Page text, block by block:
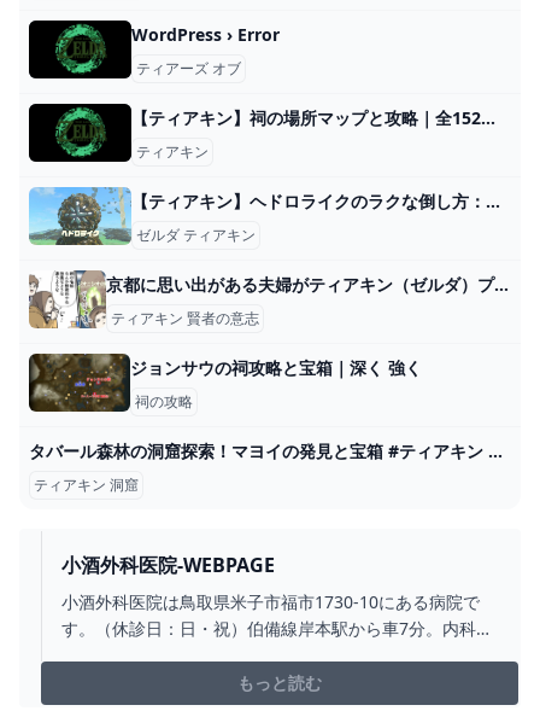
WordPress › Error
ティアーズ オブ
【ティアキン】祠の場所マップと攻略｜全152箇所掲載【ゼルダの伝説ティアーズオブザキングダム】｜ゲームエイト
ティアキン
【ティアキン】ヘドロライクのラクな倒し方：攻略【ゼルダの伝説ティアーズオブザキングダム】
ゼルダ ティアキン
京都に思い出がある夫婦がティアキン（ゼルダ）プレーしてる時あるある : コミックエッセイ えむふじんがあらわれた (記事コメント - 1) Powered by ライブドアブログ
ティアキン 賢者の意志
ジョンサウの祠攻略と宝箱｜深く 強く
祠の攻略
タバール森林の洞窟探索！マヨイの発見と宝箱 #ティアキン #マヨイ #攻略ガイド - YouTube
ティアキン 洞窟
小酒外科医院-WEBPAGE
小酒外科医院は鳥取県米子市福市1730-10にある病院で
す。（休診日：日・祝）伯備線岸本駅から車7分。内科、
もっと読む